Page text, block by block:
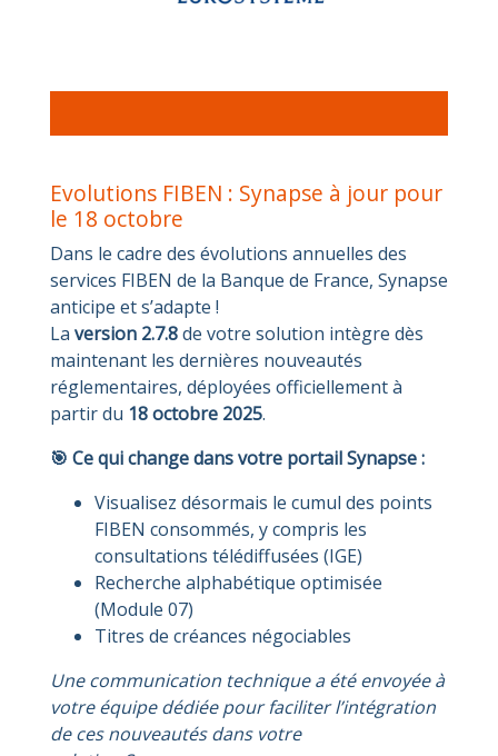
Evolutions FIBEN : Synapse à jour pour
le 18 octobre
Dans le cadre des évolutions annuelles des
services FIBEN de la Banque de France, Synapse
anticipe et s’adapte !
La version 2.7.8de votre solution intègre dès
maintenant les dernières nouveautés
réglementaires, déployées officiellement à
partir du 18 octobre 2025.
🎯 Ce qui change dans votre portail Synapse :
Visualisez désormais le cumul des points
FIBEN consommés, y compris les
consultations télédiffusées (IGE)
Recherche alphabétique optimisée
(Module 07)
Titres de créances négociables
Une communication technique a été envoyée à
votre équipe dédiée pour faciliter l’intégration
de ces nouveautés dans votre